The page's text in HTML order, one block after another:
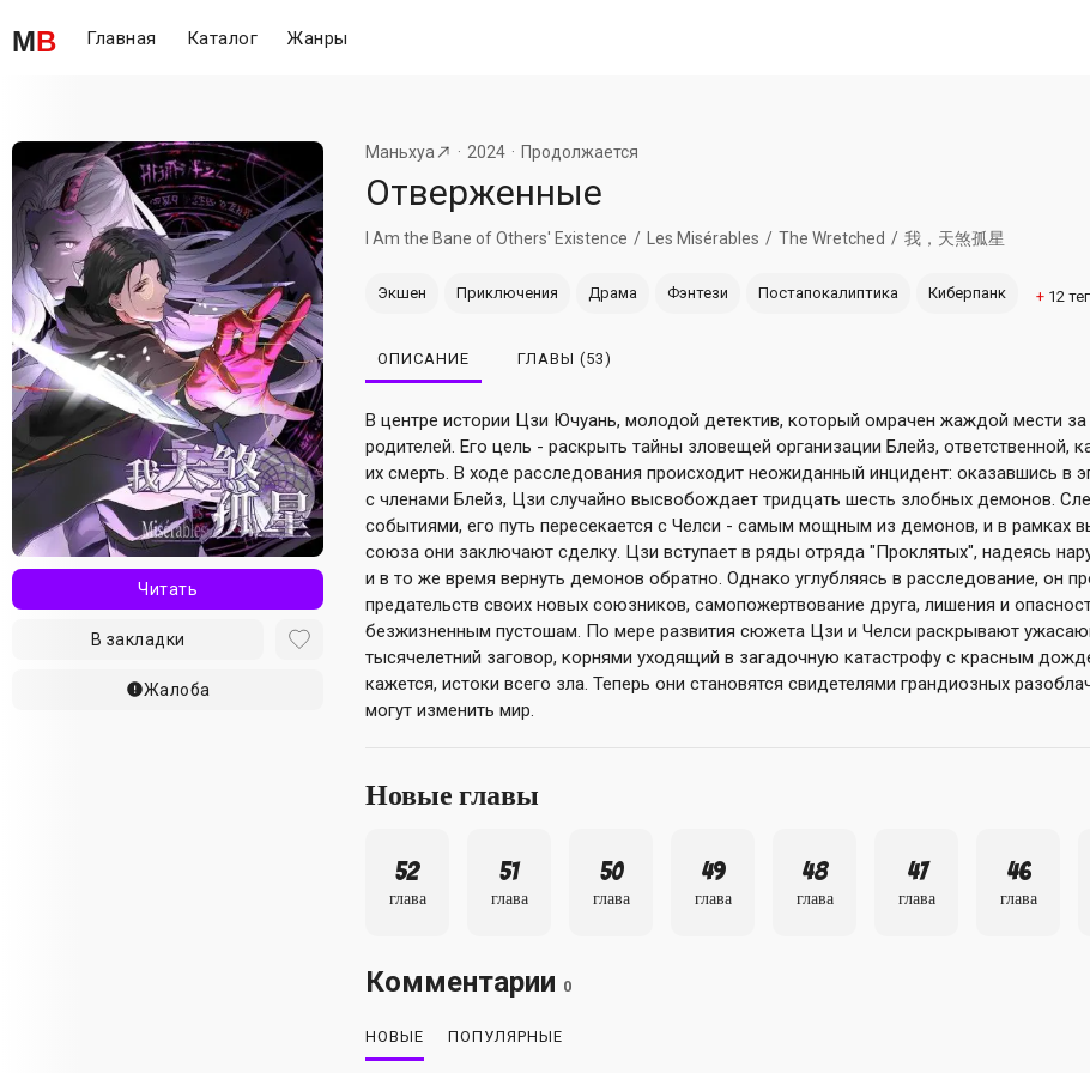
MB Главная Каталог Жанры
Читать
В закладки
Жалоба
Маньхуа 2024 Продолжается
Отверженные
I Am the Bane of Others' Existence Les Misérables The Wretched 我，天煞孤星
Экшен Приключения Драма Фэнтези Постапокалиптика Киберпанк + 12
ОПИСАНИЕ ГЛАВЫ (53)
В центре истории Цзи Ючуань, молодой детектив, который омрачен жаждой мести за
родителей. Его цель - раскрыть тайны зловещей организации Блейз, ответственной,
их смерть. В ходе расследования происходит неожиданный инцидент: оказавшись в
с членами Блейз, Цзи случайно высвобождает тридцать шесть злобных демонов.
событиями, его путь пересекается с Челси - самым мощным из демонов, и в рамках
союза они заключают сделку. Цзи вступает в ряды отряда "Проклятых", надеясь
и в то же время вернуть демонов обратно. Однако углубляясь в расследование, он
предательств своих новых союзников, самопожертвование друга, лишения и
безжизненным пустошам. По мере развития сюжета Цзи и Челси раскрывают
тысячелетний заговор, корнями уходящий в загадочную катастрофу с красным
кажется, истоки всего зла. Теперь они становятся свидетелями грандиозных
могут изменить мир.
Новые главы
52
глава
51
глава
50
глава
49
глава
48
глава
47
глава
46
глава
Комментарии 0
НОВЫЕ ПОПУЛЯРНЫЕ